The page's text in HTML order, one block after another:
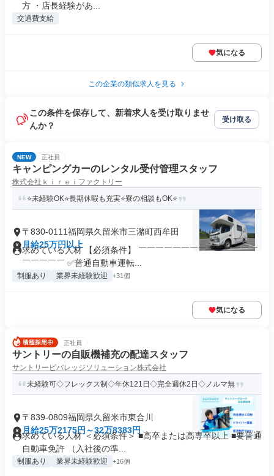
方 ・店長経験があ...
交通費支給
気になる
この企業の類似求人を見る
この条件を保存して、新着求人を受け取りませ
んか？
受け取る
NEW 正社員
キャンピングカーのレンタル受付管理スタッフ
株式会社ｋｉｒｅｉファクトリー
⭐未経験OK⭐長期休暇も充実⭐寮の相談もOK⭐
〒830-0111福岡県久留米市三潴町西牟田
月給25万円以上
求めている人材 【必須条件】 ￣￣￣￣￣￣￣￣￣￣￣￣￣￣
￣￣￣￣￣ ✅普通自動車運転...
制服あり 業界未経験歓迎 +31個
気になる
正社員
サントリーの自販機補充の配達スタッフ
サントリービバレッジソリューション株式会社
未経験可◇フレックス制◇年休121日◇完全週休2日◇ノルマ無
〒839-0809福岡県久留米市東合川
月給25万2175円～32万8383円
求めている人材 ＜必須条件＞ ■高卒または高専卒以上 ■要普通
自動車免許 （入社後の準...
制服あり 業界未経験歓迎 +16個